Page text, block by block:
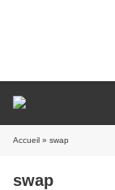
Accueil » swap
swap